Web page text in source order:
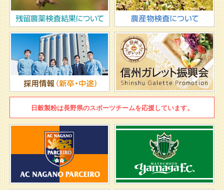
日穀製粉は長野県のスポーツチームを応援しています。